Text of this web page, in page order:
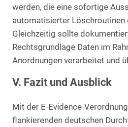
werden, die eine sofortige
automatisierter Löschroutinen
Gleichzeitig sollte
Rechtsgrundlage Daten im
Anordnungen verarbeitet und
V. Fazit und Ausblick
Mit der E-Evidence-
flankierenden deutschen